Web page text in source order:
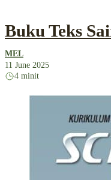
Buku Teks
MEL
11 June 2025
4 minit